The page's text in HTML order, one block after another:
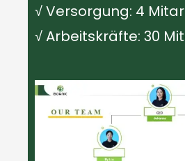
√ Versorgung: 4
√ Arbeitskräfte: 30